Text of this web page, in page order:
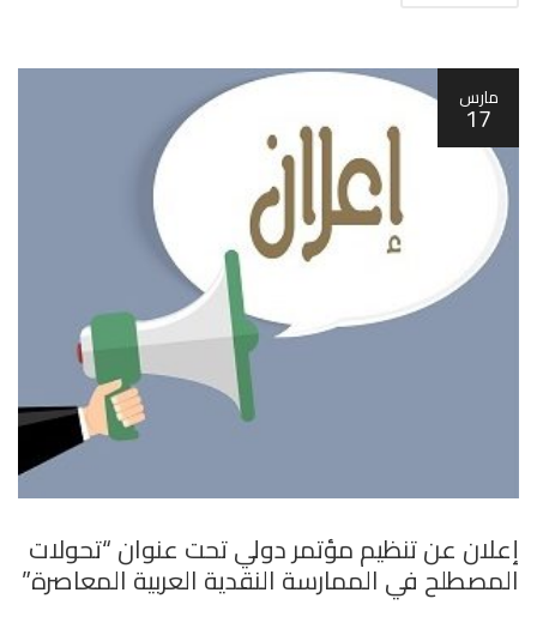
مارس
17
إعلان عن تنظيم مؤتمر دولي تحت عنوان “تحولات
المصطلح في الممارسة النقدية العربية المعاصرة”